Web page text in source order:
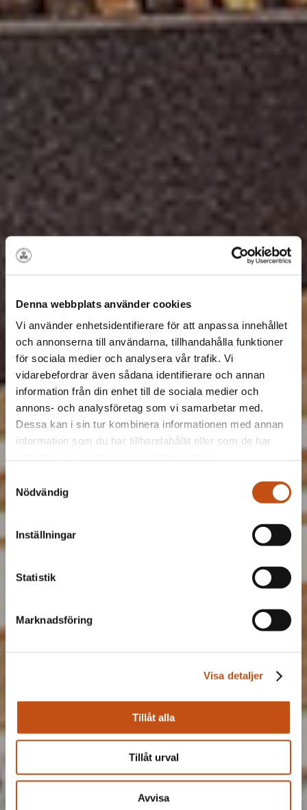
Denna webbplats använder cookies
Vi använder enhetsidentifierare för att anpassa innehållet
och annonserna till användarna, tillhandahålla funktioner
för sociala medier och analysera vår trafik. Vi
vidarebefordrar även sådana identifierare och annan
information från din enhet till de sociala medier och
annons- och analysföretag som vi samarbetar med.
Dessa kan i sin tur kombinera informationen med annan
information som du har tillhandahållit eller som de har
Samtyckesval
Nödvändig
Inställningar
Statistik
Marknadsföring
Visa detaljer
Tillåt alla
Tillåt urval
Avvisa